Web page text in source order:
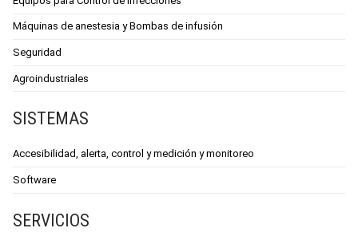
Máquinas de anestesia y Bombas de infusión
Seguridad
Agroindustriales
SISTEMAS
Accesibilidad, alerta, control y medición y monitoreo
Software
SERVICIOS